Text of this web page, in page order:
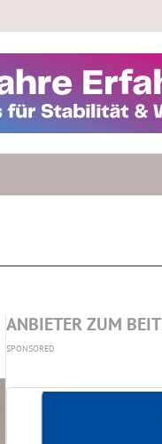
ANBIETER ZUM
SPONSORED